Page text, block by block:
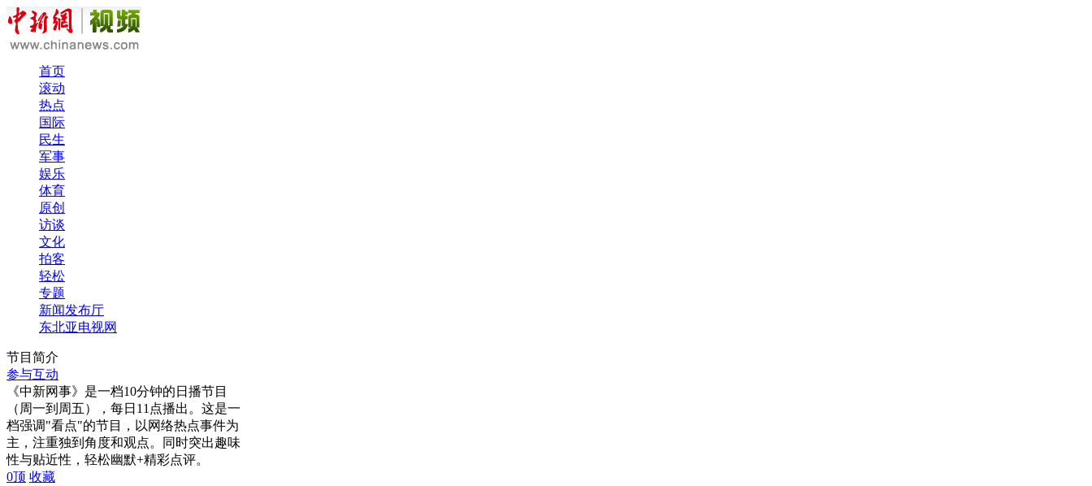
首页
滚动
热点
国际
民生
军事
娱乐
体育
原创
访谈
文化
拍客
轻松
专题
新闻发布厅
东北亚电视网
节目简介
参与互动
《中新网事》是一档10分钟的日播节目
（周一到周五），每日11点播出。这是一
档强调"看点"的节目，以网络热点事件为
主，注重独到角度和观点。同时突出趣味
性与贴近性，轻松幽默+精彩点评。
0顶 收藏